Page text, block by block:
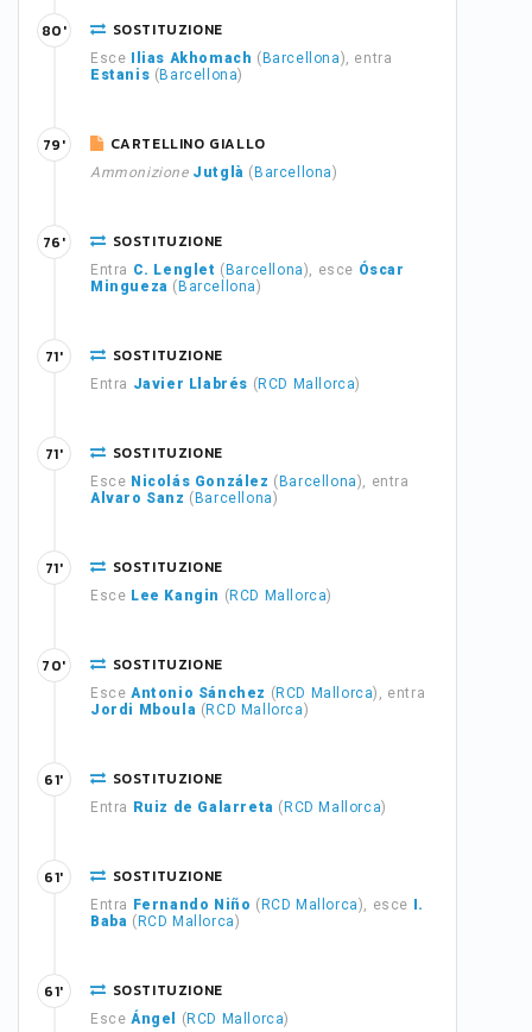
SOSTITUZIONE
Esce Ilias Akhomach ( Barcellona), entra
Estanis ( Barcellona)
80'
CARTELLINO GIALLO
Ammonizione Jutglà ( Barcellona)
79'
SOSTITUZIONE
Entra C. Lenglet ( Barcellona), esce Óscar
Mingueza ( Barcellona)
76'
SOSTITUZIONE
Entra Javier Llabrés ( RCD Mallorca)
71'
SOSTITUZIONE
Esce Nicolás González ( Barcellona), entra
Alvaro Sanz ( Barcellona)
71'
SOSTITUZIONE
Esce Lee Kangin ( RCD Mallorca)
71'
SOSTITUZIONE
Esce Antonio Sánchez ( RCD Mallorca), entra
Jordi Mboula ( RCD Mallorca)
70'
SOSTITUZIONE
Entra Ruiz de Galarreta ( RCD Mallorca)
61'
SOSTITUZIONE
Entra Fernando Niño ( RCD Mallorca), esce
I.
Baba ( RCD Mallorca)
61'
SOSTITUZIONE
Esce Ángel ( RCD Mallorca)
61'